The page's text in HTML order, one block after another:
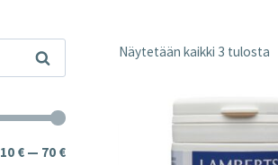
Näytetään kaikki 3 tulosta
Haku
Minimihinta
Maksimihinta
10 €— 70 €